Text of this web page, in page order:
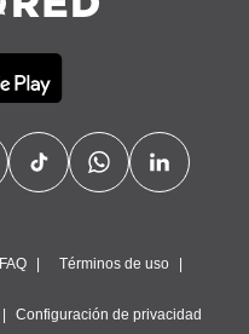
FAQ Términos de uso
Configuración de privacidad